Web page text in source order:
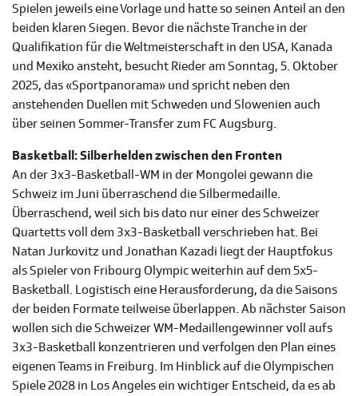
Spielen jeweils eine Vorlage und hatte so seinen Anteil an den
beiden klaren Siegen. Bevor die nächste Tranche in der
Qualifikation für die Weltmeisterschaft in den USA, Kanada
und Mexiko ansteht, besucht Rieder am Sonntag, 5. Oktober
2025, das «Sportpanorama» und spricht neben den
anstehenden Duellen mit Schweden und Slowenien auch
über seinen Sommer-Transfer zum FC Augsburg.
Basketball: Silberhelden zwischen den Fronten
An der 3x3-Basketball-WM in der Mongolei gewann die
Schweiz im Juni überraschend die Silbermedaille.
Überraschend, weil sich bis dato nur einer des Schweizer
Quartetts voll dem 3x3-Basketball verschrieben hat. Bei
Natan Jurkovitz und Jonathan Kazadi liegt der Hauptfokus
als Spieler von Fribourg Olympic weiterhin auf dem 5x5-
Basketball. Logistisch eine Herausforderung, da die Saisons
der beiden Formate teilweise überlappen. Ab nächster Saison
wollen sich die Schweizer WM-Medaillengewinner voll aufs
3x3-Basketball konzentrieren und verfolgen den Plan eines
eigenen Teams in Freiburg. Im Hinblick auf die Olympischen
Spiele 2028 in Los Angeles ein wichtiger Entscheid, da es ab